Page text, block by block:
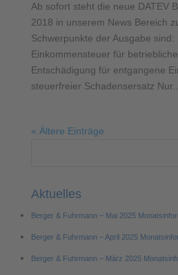
Ab sofort steht die neue DATEV
2018 in unserem News Bereich
Schwerpunkte der Ausgabe
Einkommensteuer für
Entschädigung für entgangene
steuerfreier Schadensersatz Nur...
« Ältere Einträge
Aktuelles
Berger & Fuhrmann – Mai 2025
Berger & Fuhrmann – April 2025
Berger & Fuhrmann – März 2025